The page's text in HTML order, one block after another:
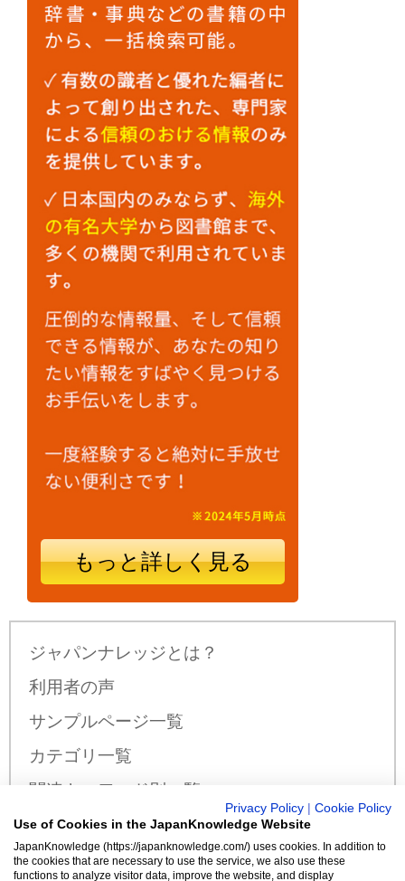
もっと詳しく見る
ジャパンナレッジとは？
利用者の声
サンプルページ一覧
カテゴリ一覧
関連キーワード別一覧
サンプル公開辞書・事典一覧
料金・収録コンテンツ
Privacy Policy
Cookie Policy
Use of Cookies in the JapanKnowledge Website
JapanKnowledge (https://japanknowledge.com/) uses cookies. In addition to
the cookies that are necessary to use the service, we also use these
functions to analyze visitor data, improve the website, and display